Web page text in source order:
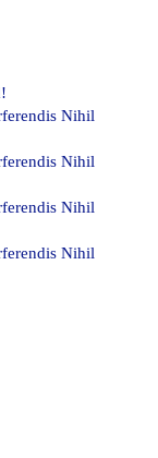
Nihil
Nihil
Nihil
Nihil